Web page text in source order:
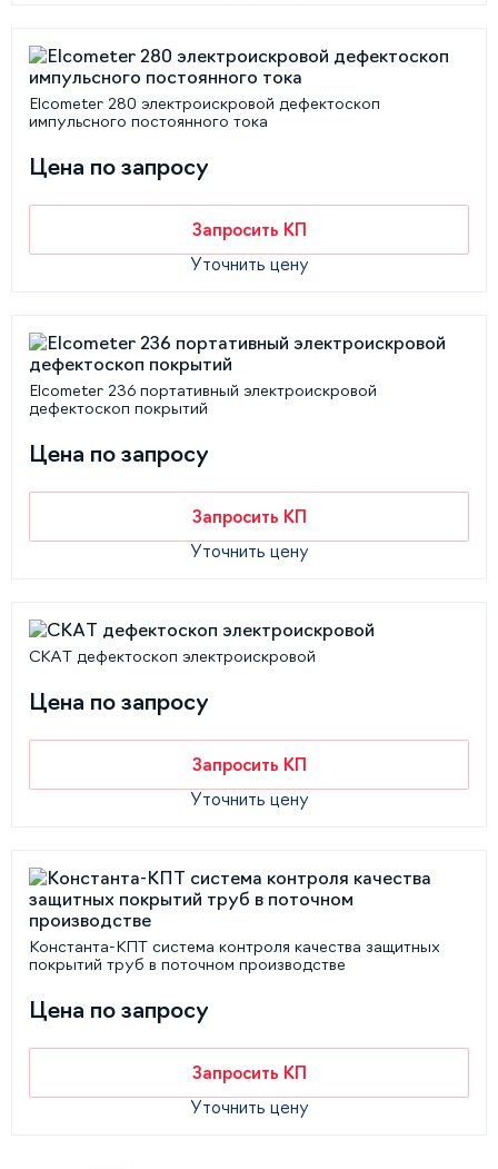
Elcometer 280 электроискровой дефектоскоп
импульсного постоянного тока
Цена по запросу
Запросить КП
Уточнить цену
Elcometer 236 портативный электроискровой
дефектоскоп покрытий
Цена по запросу
Запросить КП
Уточнить цену
СКАТ дефектоскоп электроискровой
Цена по запросу
Запросить КП
Уточнить цену
Константа-КПТ система контроля качества защитных
покрытий труб в поточном производстве
Цена по запросу
Запросить КП
Уточнить цену